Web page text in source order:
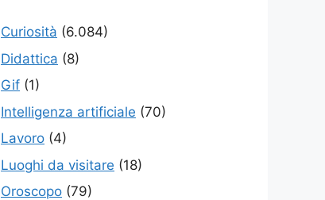
Curiosità (6.084)
Didattica (8)
Gif (1)
Intelligenza artificiale (70)
Lavoro (4)
Luoghi da visitare (18)
Oroscopo (79)